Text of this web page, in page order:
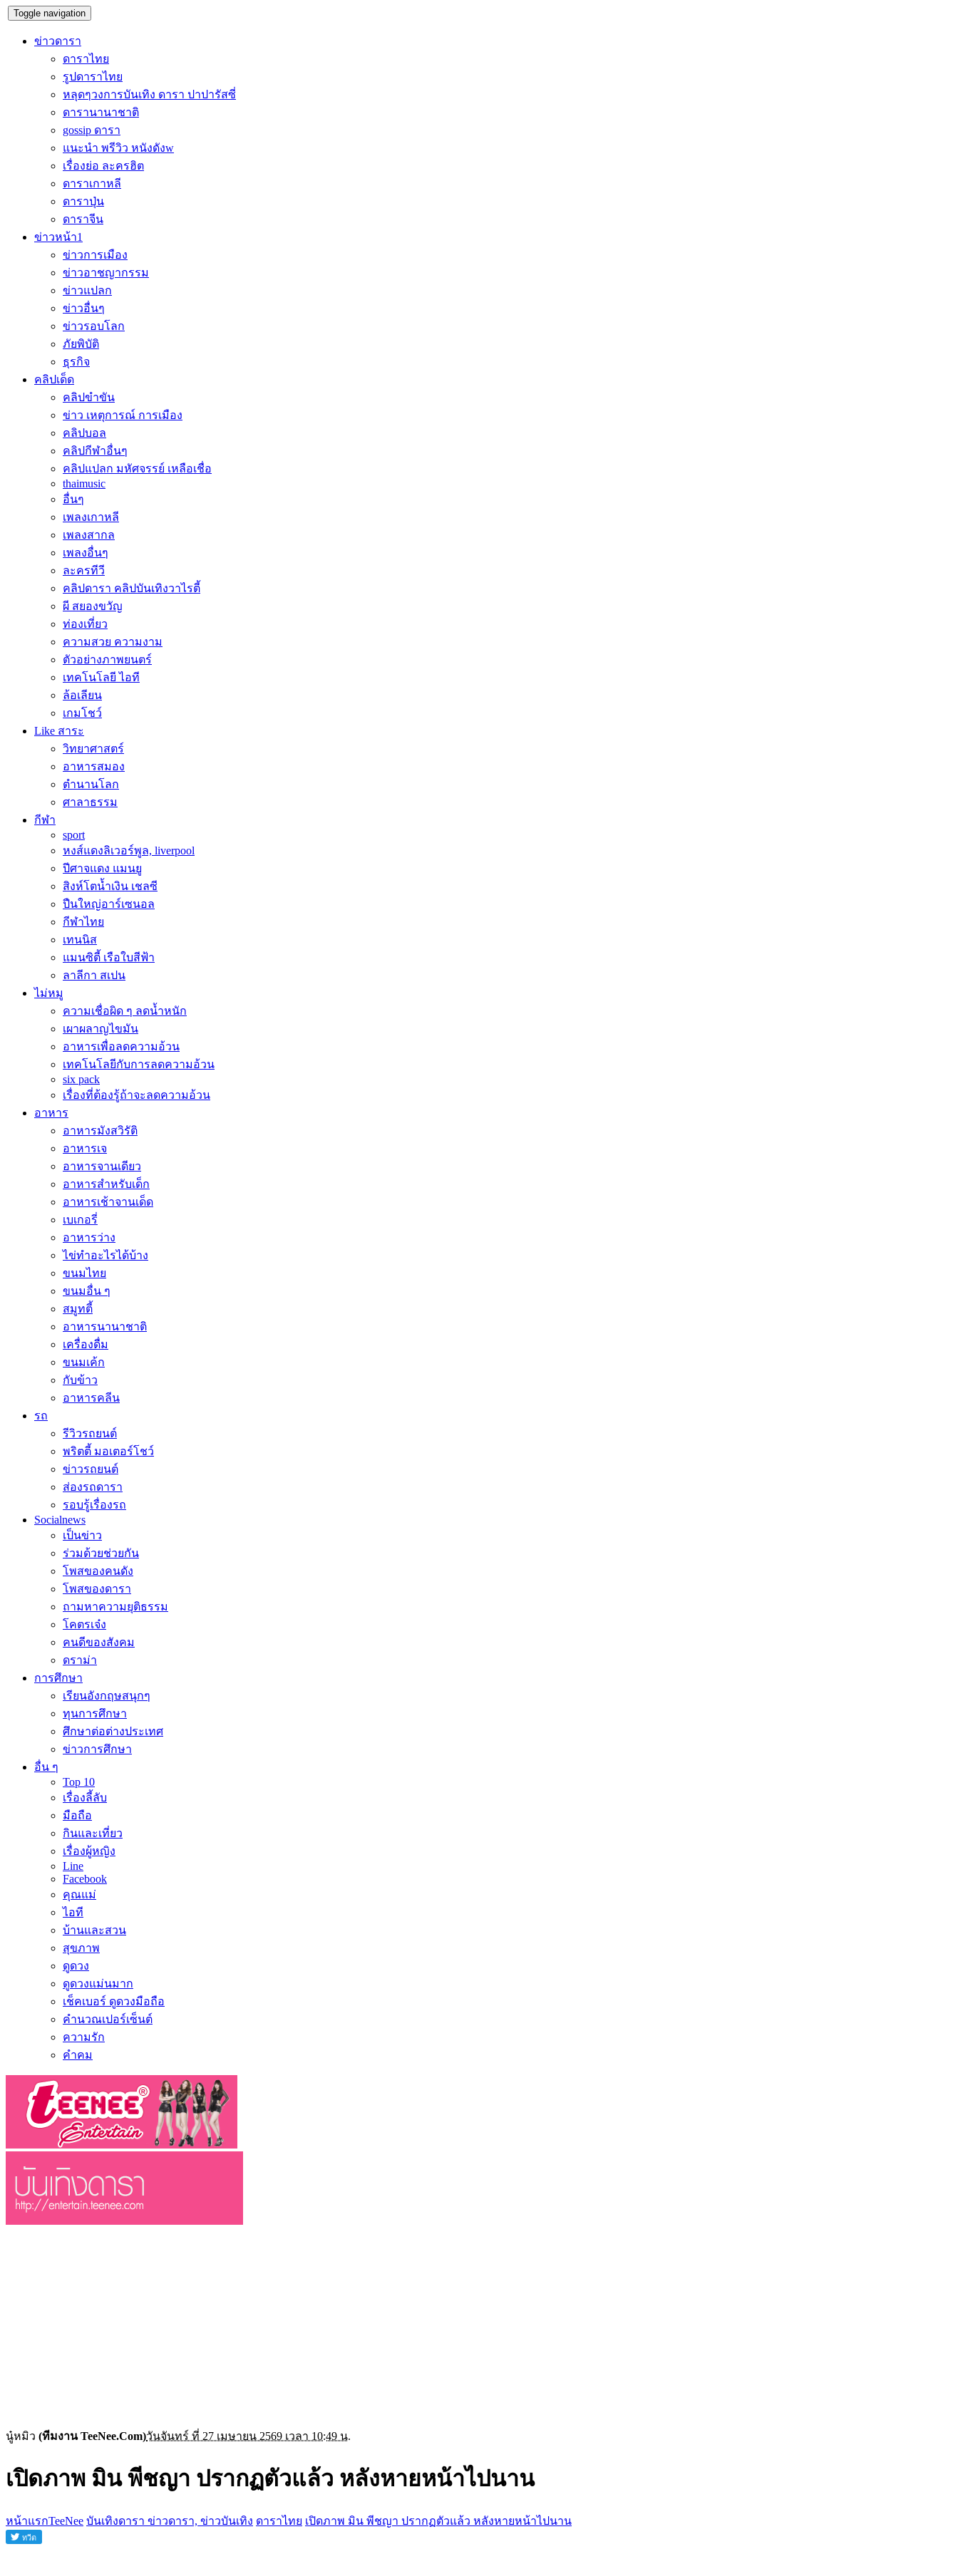
Toggle navigation
ข่าวดารา
ดาราไทย
รูปดาราไทย
หลุดๆวงการบันเทิง ดารา ปาปารัสซี่
ดารานานาชาติ
gossip ดารา
แนะนำ พรีวิว หนังดังw
เรื่องย่อ ละครฮิต
ดาราเกาหลี
ดาราปุ่น
ดาราจีน
ข่าวหน้า1
ข่าวการเมือง
ข่าวอาชญากรรม
ข่าวแปลก
ข่าวอื่นๆ
ข่าวรอบโลก
ภัยพิบัติ
ธุรกิจ
คลิปเด็ด
คลิปขำขัน
ข่าว เหตุการณ์ การเมือง
คลิปบอล
คลิปกีฬาอื่นๆ
คลิปแปลก มหัศจรรย์ เหลือเชื่อ
thaimusic
อื่นๆ
เพลงเกาหลี
เพลงสากล
เพลงอื่นๆ
ละครทีวี
คลิปดารา คลิปบันเทิงวาไรตี้
ผี สยองขวัญ
ท่องเที่ยว
ความสวย ความงาม
ตัวอย่างภาพยนตร์
เทคโนโลยี ไอที
ล้อเลียน
เกมโชว์
Like สาระ
วิทยาศาสตร์
อาหารสมอง
ตำนานโลก
ศาลาธรรม
กีฬา
sport
หงส์แดงลิเวอร์พูล, liverpool
ปีศาจแดง แมนยู
สิงห์โตน้ำเงิน เชลซี
ปืนใหญ่อาร์เซนอล
กีฬาไทย
เทนนิส
แมนซิตี้ เรือใบสีฟ้า
ลาลีกา สเปน
ไม่หมู
ความเชื่อผิด ๆ ลดน้ำหนัก
เผาผลาญไขมัน
อาหารเพื่อลดความอ้วน
เทคโนโลยีกับการลดความอ้วน
six pack
เรื่องที่ต้องรู้ถ้าจะลดความอ้วน
อาหาร
อาหารมังสวิรัติ
อาหารเจ
อาหารจานเดียว
อาหารสำหรับเด็ก
อาหารเช้าจานเด็ด
เบเกอรี่
อาหารว่าง
ไข่ทำอะไรได้บ้าง
ขนมไทย
ขนมอื่น ๆ
สมูทตี้
อาหารนานาชาติ
เครื่องดื่ม
ขนมเค้ก
กับข้าว
อาหารคลีน
รถ
รีวิวรถยนต์
พริตตี้ มอเตอร์โชว์
ข่าวรถยนต์
ส่องรถดารา
รอบรู้เรื่องรถ
Socialnews
เป็นข่าว
ร่วมด้วยช่วยกัน
โพสของคนดัง
โพสของดารา
ถามหาความยุติธรรม
โคตรเจ๋ง
คนดีของสังคม
ดราม่า
การศึกษา
เรียนอังกฤษสนุกๆ
ทุนการศึกษา
ศึกษาต่อต่างประเทศ
ข่าวการศึกษา
อื่น ๆ
Top 10
เรื่องลี้ลับ
มือถือ
กินและเที่ยว
เรื่องผู้หญิง
Line
Facebook
คุณแม่
ไอที
บ้านและสวน
สุขภาพ
ดูดวง
ดูดวงแม่นมาก
เช็คเบอร์ ดูดวงมือถือ
คำนวณเปอร์เซ็นต์
ความรัก
คำคม
นู๋หมิว (ทีมงาน TeeNee.Com)วันจันทร์ ที่ 27 เมษายน 2569 เวลา 10:49 น.
เปิดภาพ มิน พีชญา ปรากฏตัวแล้ว หลังหายหน้าไปนาน
หน้าแรกTeeNee บันเทิงดารา ข่าวดารา, ข่าวบันเทิง ดาราไทย เปิดภาพ มิน พีชญา ปรากฏตัวแล้ว หลังหายหน้าไปนาน